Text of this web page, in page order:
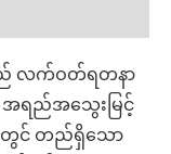
သည် လက်ဝတ်ရတနာ
ရည်အသွေးမြင့်
တွင် တည်ရှိသော